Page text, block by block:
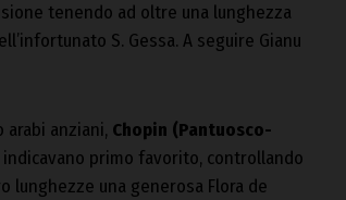
tenendo ad oltre una lunghezza
S. Gessa. A seguire Gianu
arabi anziani, Chopin (Pantuosco-
primo favorito, controllando
lunghezze una generosa Flora de